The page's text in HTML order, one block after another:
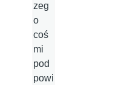
zeg
o
coś
mi
pod
powi